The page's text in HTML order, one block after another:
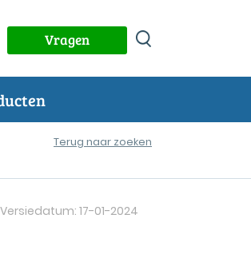
Vragen
Terug naar zoeken
Versiedatum: 17-01-2024